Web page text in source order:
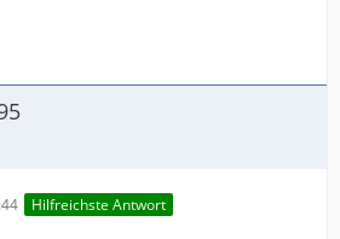
Hilfreichste Antwort